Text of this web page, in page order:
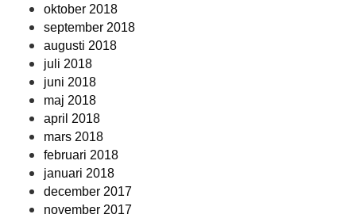
oktober 2018
september 2018
augusti 2018
juli 2018
juni 2018
maj 2018
april 2018
mars 2018
februari 2018
januari 2018
december 2017
november 2017